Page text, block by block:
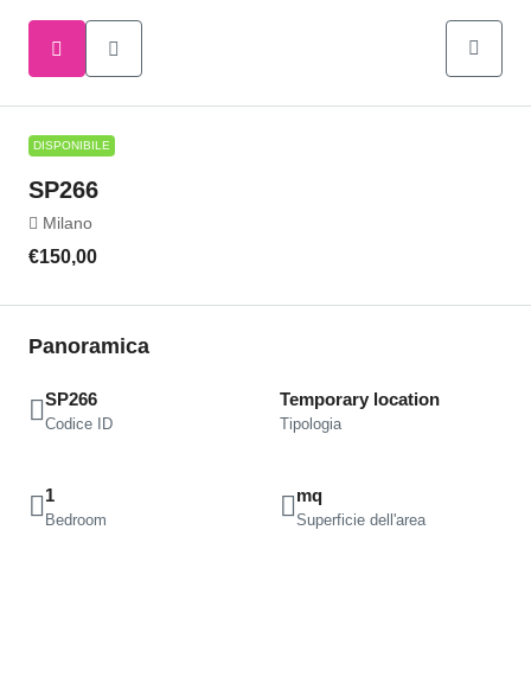
DISPONIBILE
SP266
Milano
€150,00
Panoramica
SP266
Codice ID
Temporary location
Tipologia
1
Bedroom
mq
Superficie dell'area